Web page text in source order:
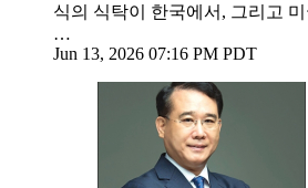
식의 식탁이 한국에서, 그리고
…
Jun 13, 2026 07:16 PM PDT